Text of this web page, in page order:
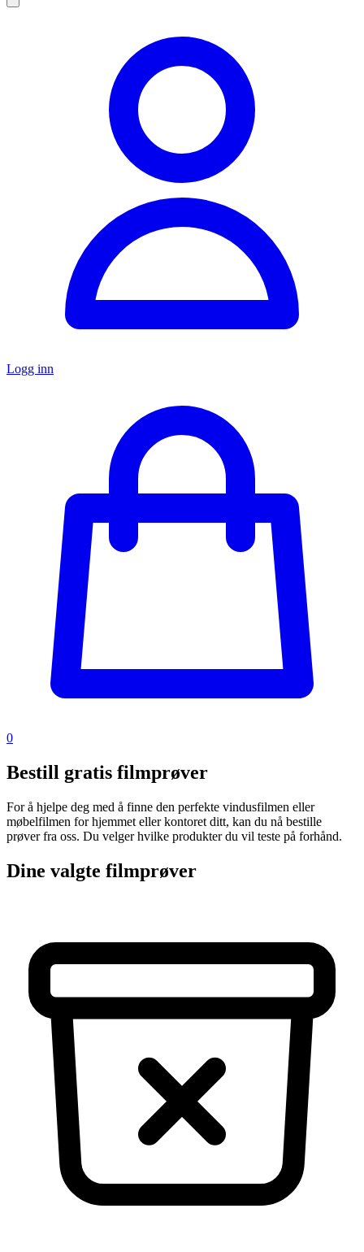
Logg inn
0
Bestill gratis filmprøver
For å hjelpe deg med å finne den perfekte vindusfilmen eller
møbelfilmen for hjemmet eller kontoret ditt, kan du nå bestille
prøver fra oss. Du velger hvilke produkter du vil teste på forhånd.
Dine valgte filmprøver